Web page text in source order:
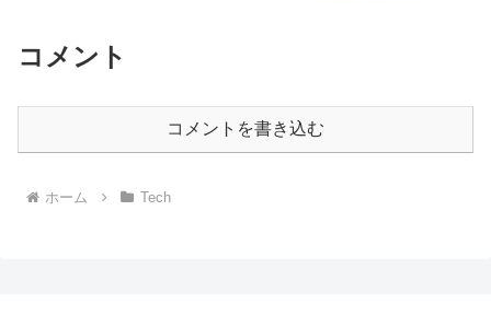
コメント
コメントを書き込む
ホーム Tech